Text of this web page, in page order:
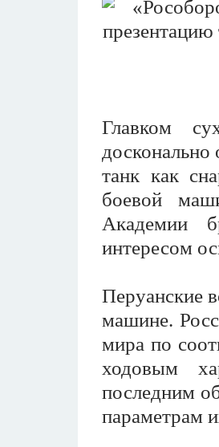
Главком
танк как
боевой
Академии
интересом
Перуанские
машине.
мира по
ходовым
последним
параметрам